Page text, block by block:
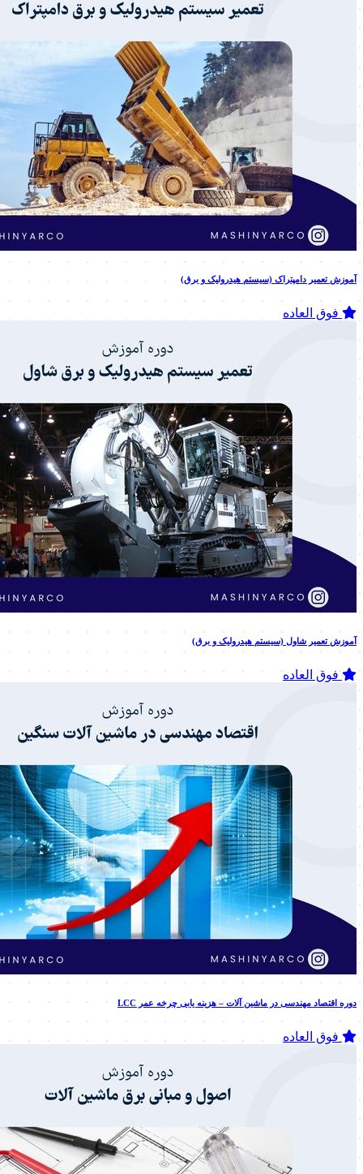
آموزش تعمیر دامپتراک (سیستم هیدرولیک و برق)
فوق العاده
آموزش تعمیر شاول (سیستم هیدرولیک و برق)
فوق العاده
دوره اقتصاد مهندسی در ماشین آلات – هزینه یابی چرخه عمر LCC
فوق العاده